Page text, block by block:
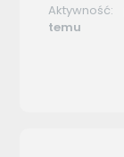
Aktywność:
temu